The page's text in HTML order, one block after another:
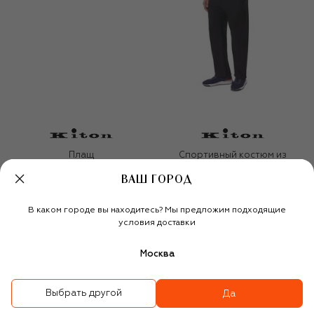
Плащ
Спортивный костюм из
677 500 ₽
ВАШ ГОРОД
В каком городе вы находитесь? Мы предложим подходящие
условия доставки
Москва
Выбрать другой Да